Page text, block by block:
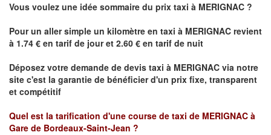
Vous voulez une idée sommaire du prix taxi à MERIGNAC ?
Pour un aller simple un kilomètre en taxi à MERIGNAC revient
à 1.74 € en tarif de jour et 2.60 € en tarif de nuit
Déposez votre demande de devis taxi à MERIGNAC via notre
site c'est la garantie de bénéficier d'un prix fixe, transparent
et compétitif
Quel est la tarification d'une course de taxi de MERIGNAC à
Gare de Bordeaux-Saint-Jean ?